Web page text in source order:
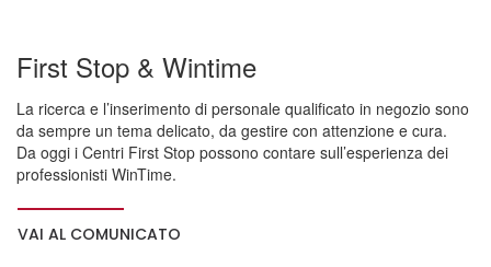
First Stop & Wintime
La ricerca e l’inserimento di personale qualificato in negozio sono
da sempre un tema delicato, da gestire con attenzione e cura.
Da oggi i Centri First Stop possono contare sull’esperienza dei
professionisti WinTime.
VAI AL COMUNICATO